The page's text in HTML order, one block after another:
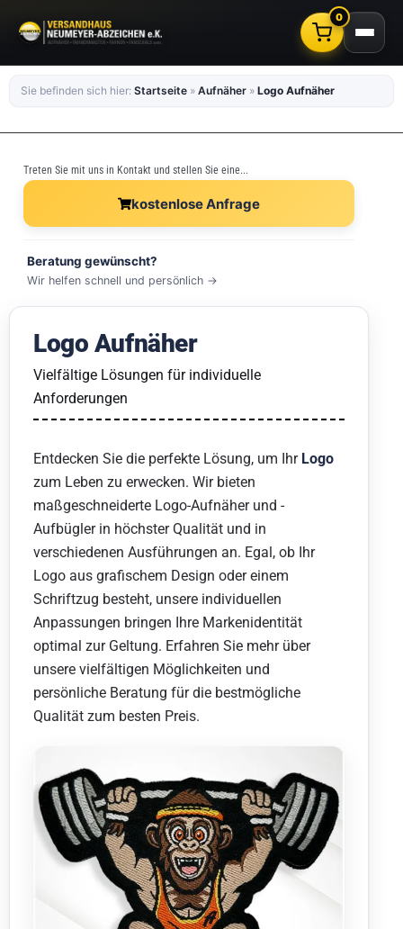
0
Sie befinden sich hier: Startseite » Aufnäher » Logo Aufnäher
Treten Sie mit uns in Kontakt und stellen Sie eine...
kostenlose Anfrage
Beratung gewünscht?
Wir helfen schnell und persönlich →
Logo Aufnäher
Vielfältige Lösungen für individuelle
Anforderungen
Entdecken Sie die perfekte Lösung, um Ihr Logo
zum Leben zu erwecken. Wir bieten
maßgeschneiderte Logo-Aufnäher und -
Aufbügler in höchster Qualität und in
verschiedenen Ausführungen an. Egal, ob Ihr
Logo aus grafischem Design oder einem
Schriftzug besteht, unsere individuellen
Anpassungen bringen Ihre Markenidentität
optimal zur Geltung. Erfahren Sie mehr über
unsere vielfältigen Möglichkeiten und
persönliche Beratung für die bestmögliche
Qualität zum besten Preis.